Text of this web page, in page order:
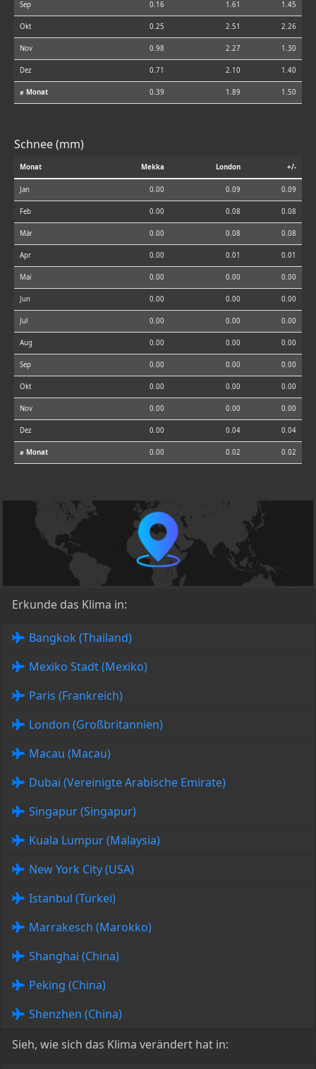
Sep 0.16 1.61 1.45
Okt 0.25 2.51 2.26
Nov 0.98 2.27 1.30
Dez 0.71 2.10 1.40
⌀ Monat 0.39 1.89 1.50
Schnee (mm)
Monat Mekka London +/-
Jan 0.00 0.09 0.09
Feb 0.00 0.08 0.08
Mär 0.00 0.08 0.08
Apr 0.00 0.01 0.01
Mai 0.00 0.00 0.00
Jun 0.00 0.00 0.00
Jul 0.00 0.00 0.00
Aug 0.00 0.00 0.00
Sep 0.00 0.00 0.00
Okt 0.00 0.00 0.00
Nov 0.00 0.00 0.00
Dez 0.00 0.04 0.04
⌀ Monat 0.00 0.02 0.02
Erkunde das Klima in:
Bangkok (Thailand)
Mexiko Stadt (Mexiko)
Paris (Frankreich)
London (Großbritannien)
Macau (Macau)
Dubai (Vereinigte Arabische Emirate)
Singapur (Singapur)
Kuala Lumpur (Malaysia)
New York City (USA)
Istanbul (Türkei)
Marrakesch (Marokko)
Shanghai (China)
Peking (China)
Shenzhen (China)
Sieh, wie sich das Klima verändert hat in: